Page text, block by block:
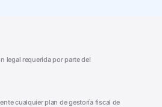
legal requerida por parte del
cualquier plan de gestoría fiscal de